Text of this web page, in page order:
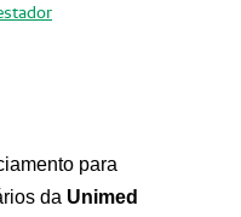
para
da Unimed